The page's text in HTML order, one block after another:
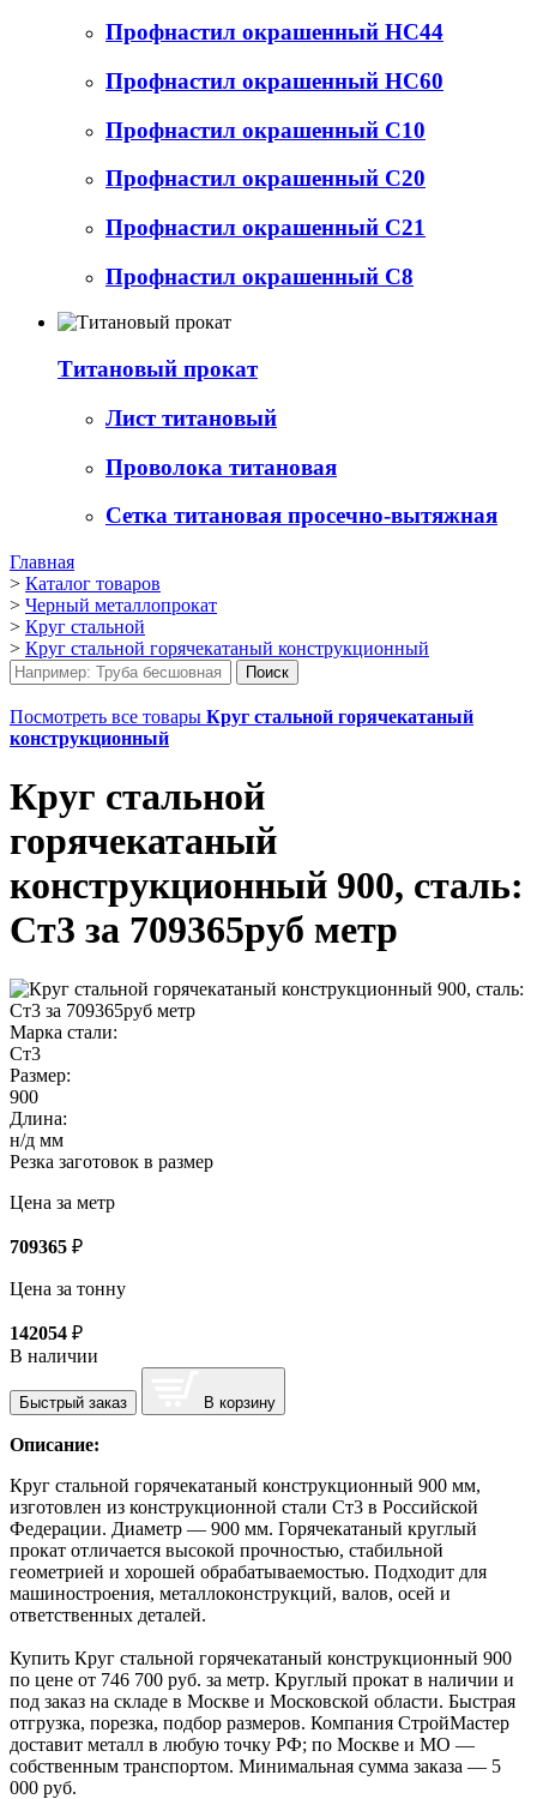
Профнастил окрашенный НС44
Профнастил окрашенный НС60
Профнастил окрашенный С10
Профнастил окрашенный С20
Профнастил окрашенный С21
Профнастил окрашенный С8
Титановый прокат
Лист титановый
Проволока титановая
Сетка титановая просечно-вытяжная
Главная
> Каталог товаров
> Черный металлопрокат
> Круг стальной
> Круг стальной горячекатаный конструкционный
Посмотреть все товары Круг стальной горячекатаный
конструкционный
Круг стальной
горячекатаный
конструкционный 900, сталь:
Ст3 за 709365руб метр
Марка стали:
Ст3
Размер:
900
Длина:
н/д мм
Резка заготовок в размер
Цена за метр
709365 ₽
Цена за тонну
142054 ₽
В наличии
Быстрый заказ В корзину
Описание:
Круг стальной горячекатаный конструкционный 900 мм,
изготовлен из конструкционной стали Ст3 в Российской
Федерации. Диаметр — 900 мм. Горячекатаный круглый
прокат отличается высокой прочностью, стабильной
геометрией и хорошей обрабатываемостью. Подходит для
машиностроения, металлоконструкций, валов, осей и
ответственных деталей.
Купить Круг стальной горячекатаный конструкционный 900
по цене от 746 700 руб. за метр. Круглый прокат в наличии и
под заказ на складе в Москве и Московской области. Быстрая
отгрузка, порезка, подбор размеров. Компания СтройМастер
доставит металл в любую точку РФ; по Москве и МО —
собственным транспортом. Минимальная сумма заказа — 5
000 руб.